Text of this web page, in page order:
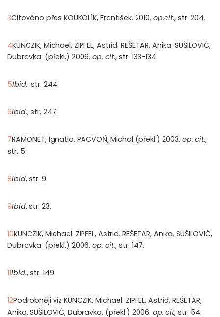
3Citováno přes KOUKOLÍK, František. 2010. op.cit., str. 204.
4KUNCZIK, Michael. ZIPFEL, Astrid. REŠETAR, Anika. SUŠILOVIĆ,
Dubravka. (překl.) 2006. op. cit., str. 133-134.
5Ibid., str. 244.
6Ibid., str. 247.
7RAMONET, Ignatio. PACVOŇ, Michal (překl.) 2003. op. cit.,
str. 5.
8Ibid, str. 9.
9Ibid. str. 23.
10KUNCZIK, Michael. ZIPFEL, Astrid. REŠETAR, Anika. SUŠILOVIĆ,
Dubravka. (překl.) 2006. op. cit., str. 147.
11Ibid., str. 149.
12Podrobněji viz KUNCZIK, Michael. ZIPFEL, Astrid. REŠETAR,
Anika. SUŠILOVIĆ, Dubravka. (překl.) 2006. op. cit, str. 54.